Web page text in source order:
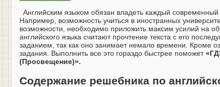
Английским языком обязан владеть каждый
Например, возможность учиться в иностранных
возможности, необходимо приложить максим усилий на
английского языка считают прочтение текста с его
заданием, так как оно занимает немало времени. Кроме
задания. Выполнить все это гораздо быстрее поможет
(Просвещение)».
Содержание решебника по